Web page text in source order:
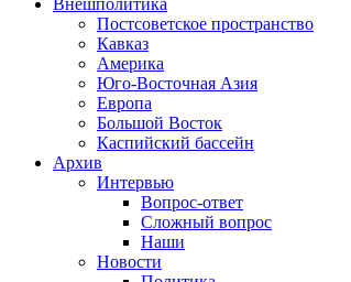
Внешполитика
Постсоветское пространство
Кавказ
Америка
Юго-Восточная Азия
Европа
Большой Восток
Каспийский бассейн
Архив
Интервью
Вопрос-ответ
Сложный вопрос
Наши
Новости